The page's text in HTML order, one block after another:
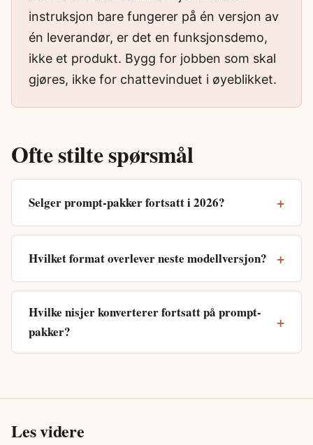
instruksjon bare fungerer på én versjon av
én leverandør, er det en funksjonsdemo,
ikke et produkt. Bygg for jobben som skal
gjøres, ikke for chattevinduet i øyeblikket.
Ofte stilte spørsmål
Selger prompt-pakker fortsatt i 2026?
Hvilket format overlever neste modellversjon?
Hvilke nisjer konverterer fortsatt på prompt-
pakker?
Les videre